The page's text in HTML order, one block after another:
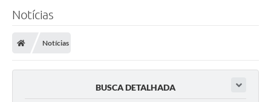
Notícias
Notícias
BUSCA DETALHADA